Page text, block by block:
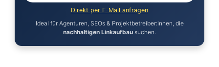
Direkt per E-Mail anfragen
Ideal für Agenturen, SEOs & Projektbetreiber:innen, die
nachhaltigen Linkaufbau suchen.